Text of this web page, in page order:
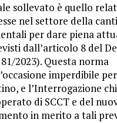
sollevato è quello
nel settore della
per dare piena
dall’articolo 8 del
2023). Questa norma
imperdibile
e l’Interrogazione
di SCCT e del
in merito a tali